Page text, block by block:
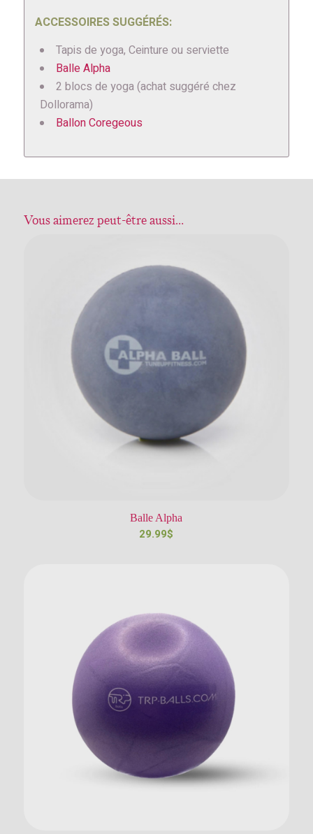
ACCESSOIRES SUGGÉRÉS:
Tapis de yoga, Ceinture ou serviette
Balle Alpha
2 blocs de yoga (achat suggéré chez
Dollorama)
Ballon Coregeous
Vous aimerez peut-être aussi…
Balle Alpha
29.99$